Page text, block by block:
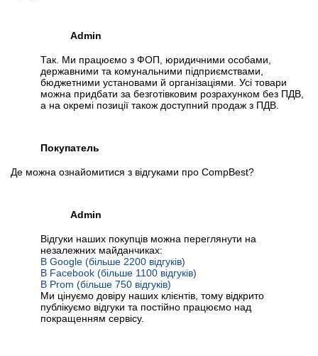
Admin
Так. Ми працюємо з ФОП, юридичними особами,
державними та комунальними підприємствами,
бюджетними установами й організаціями. Усі товари
можна придбати за безготівковим розрахунком без ПДВ,
а на окремі позиції також доступний продаж з ПДВ.
Покупатель
Де можна ознайомитися з відгуками про CompBest?
Admin
Відгуки наших покупців можна переглянути на
незалежних майданчиках:
В Google (більше 2200 відгуків)
В Facebook (більше 1100 відгуків)
В Prom (більше 750 відгуків)
Ми цінуємо довіру наших клієнтів, тому відкрито
публікуємо відгуки та постійно працюємо над
покращенням сервісу.